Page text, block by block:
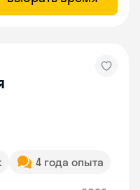
4 года опыта